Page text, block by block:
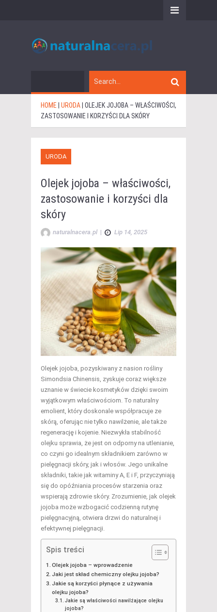
HOME URODA OLEJEK JOJOBA – WŁAŚCIWOŚCI,
ZASTOSOWANIE I KORZYŚCI DLA SKÓRY
URODA
Olejek jojoba – właściwości,
zastosowanie i korzyści dla
skóry
naturalnacera.pl | Lip 14, 2025
Olejek jojoba, pozyskiwany z nasion rośliny
Simondsia Chinensis, zyskuje coraz większe
uznanie w świecie kosmetyków dzięki swoim
wyjątkowym właściwościom. To naturalny
emolient, który doskonale współpracuje ze
skórą, oferując nie tylko nawilżenie, ale także
regenerację i kojenie. Niezwykła stabilność
olejku sprawia, że jest on odporny na utlenianie,
co czyni go idealnym składnikiem zarówno w
pielęgnacji skóry, jak i włosów. Jego unikalne
składniki, takie jak witaminy A, E i F, przyczyniają
się do opóźniania procesów starzenia oraz
wspierają zdrowie skóry. Zrozumienie, jak olejek
jojoba może wzbogacić codzienną rutynę
pielęgnacyjną, otwiera drzwi do naturalnej i
efektywnej pielęgnacji.
Spis treści
Olejek jojoba – wprowadzenie
Jaki jest skład chemiczny olejku jojoba?
Jakie są korzyści płynące z używania
olejku jojoba?
Jakie są właściwości nawilżające olejku
jojoba?